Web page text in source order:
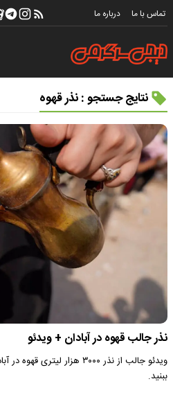
تماس با ما درباره ما
نتایج جستجو : نذر قهوه
نذر جالب قهوه در آبادان + ویدئو
ویدئو جالب از نذر ۳۰۰۰ هزار
ببنید.